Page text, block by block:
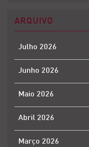
ARQUIVO
Julho 2026
Junho 2026
Maio 2026
Abril 2026
Março 2026